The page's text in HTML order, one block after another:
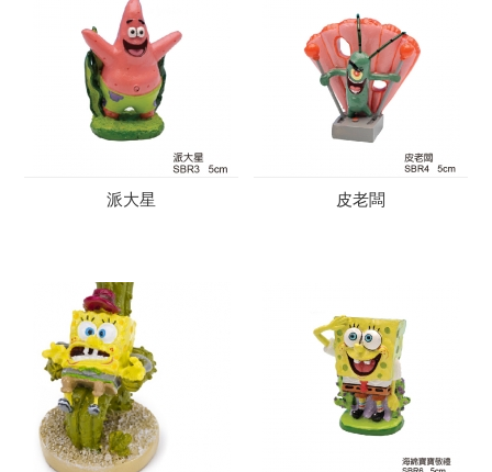
派大星 皮老闆